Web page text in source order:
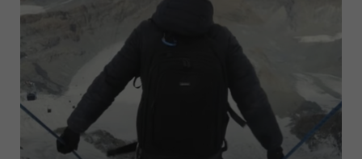
qui nous aident à améliorer nos
sites Internet / nos applications.
Ces informations sont également
transmises à nos clients /
partenaires.